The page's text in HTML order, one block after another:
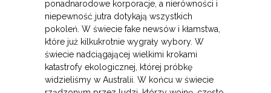
ponadnarodowe korporacje, a nierówności i
niepewność jutra dotykają wszystkich
pokoleń. W świecie fake newsów i kłamstwa,
które już kilkukrotnie wygrały wybory. W
świecie nadciągającej wielkimi krokami
katastrofy ekologicznej, której próbkę
widzieliśmy w Australii. W końcu w świecie